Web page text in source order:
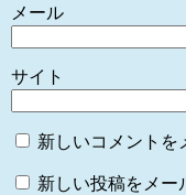
メール
サイト
新しいコメントを
新しい投稿をメー